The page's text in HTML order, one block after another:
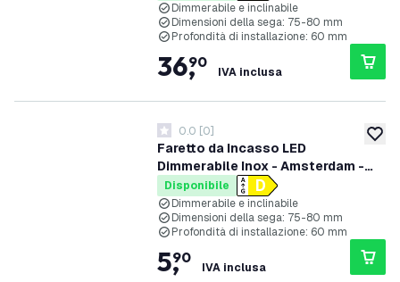
Dimmerabile e inclinabile
Dimensioni della sega: 75-80 mm
Profondità di installazione: 60 mm
36,
90
IVA inclusa
Faretto da Incasso LED
Dimmerabile Inox - Amsterdam -
3W - 4000K - ø82mm
0 stelle di valutazione
0.0 [0]
Disponibile
Dimmerabile e inclinabile
Dimensioni della sega: 75-80 mm
Profondità di installazione: 60 mm
5,
90
IVA inclusa